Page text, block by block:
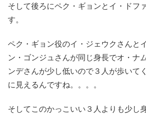
そして後ろにペク・ギョンとイ・ドフ
す。
ペク・ギョン役のイ・ジェウクさんと
ン・ゴンジュさんが同じ身長でオ・ナ
ンデさんが少し低いので３人が歩いて
に見えるんですね。。。。
そしてこのかっこいい３人よりも少し